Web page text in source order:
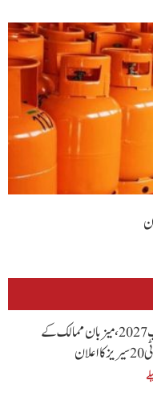
ورلڈ کپ 2027، میزبان ممالک کے